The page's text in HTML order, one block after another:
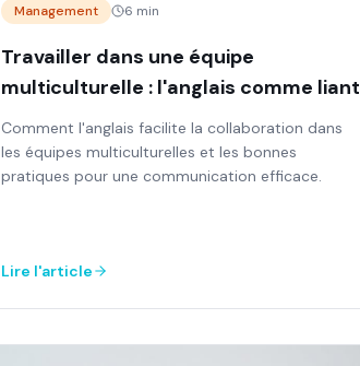
Management 6 min
Travailler dans une équipe
multiculturelle : l'anglais comme liant
Comment l'anglais facilite la collaboration dans
les équipes multiculturelles et les bonnes
pratiques pour une communication efficace.
Lire l'article